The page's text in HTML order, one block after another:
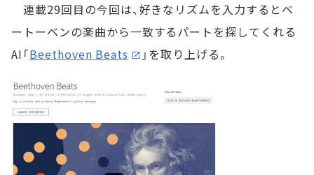
連載29回目の今回は、好きなリズムを入力するとベ
ートーベンの楽曲から一致するパートを探してくれる
AI「Beethoven Beats 」を取り上げる。